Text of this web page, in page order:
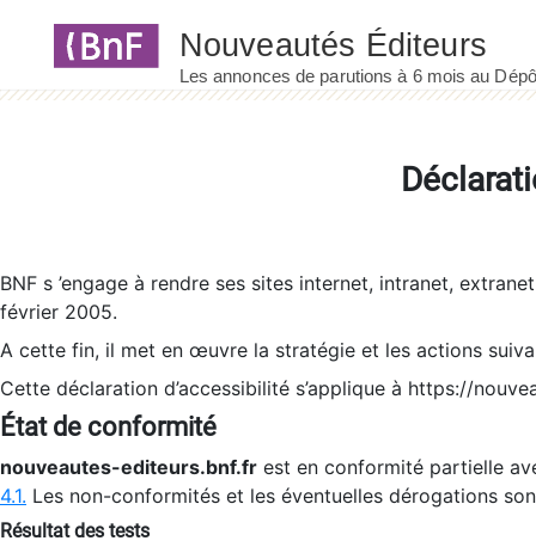
BNF s ’engage à rendre ses sites internet, intranet,
février 2005.
A cette fin, il met en œuvre la stratégie et les actions
Cette déclaration d’accessibilité s’applique à https://
État de conformité
nouveautes-editeurs.bnf.fr est en conformité partielle
4.1. Les non-conformités et les éventuelles dérogations
Résultat des tests